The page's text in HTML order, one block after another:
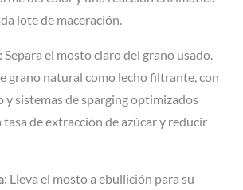
lote de maceración.
Separa el mosto claro del grano usado.
grano natural como lecho filtrante, con
y sistemas de sparging optimizados
de extracción de azúcar y reducir
: Lleva el mosto a ebullición para su